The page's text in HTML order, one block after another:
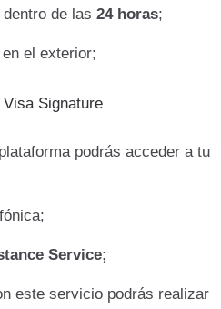
dentro de las24 horas;
el exterior;
Signature
podrás acceder a tu
Service;
este servicio podrás realizar